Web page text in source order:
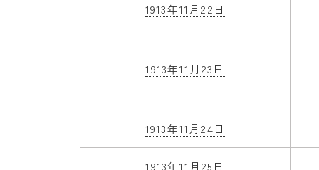
1913年11月22日
1913年11月23日
1913年11月24日
1913年11月25日